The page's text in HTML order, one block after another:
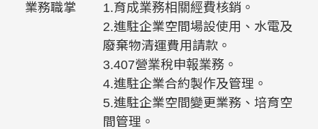
業務職掌
1.育成業務相關經費核銷。
2.進駐企業空間場設使用、水電及
廢棄物清運費用請款。
3.407營業稅申報業務。
4.進駐企業合約製作及管理。
5.進駐企業空間變更業務、培育空
間管理。